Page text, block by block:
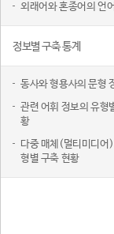
외래어와 혼종어의 언
정보별 구축 통계
동사와 형용사의 문형
관련 어휘 정보의 유형
황
다중 매체(멀티미디어
형별 구축 현황